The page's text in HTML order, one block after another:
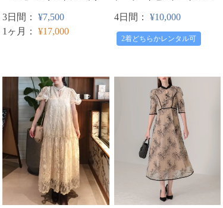
3日間： ¥7,500
1ヶ月： ¥17,000
4日間： ¥10,000
2着どちらかレンタル可